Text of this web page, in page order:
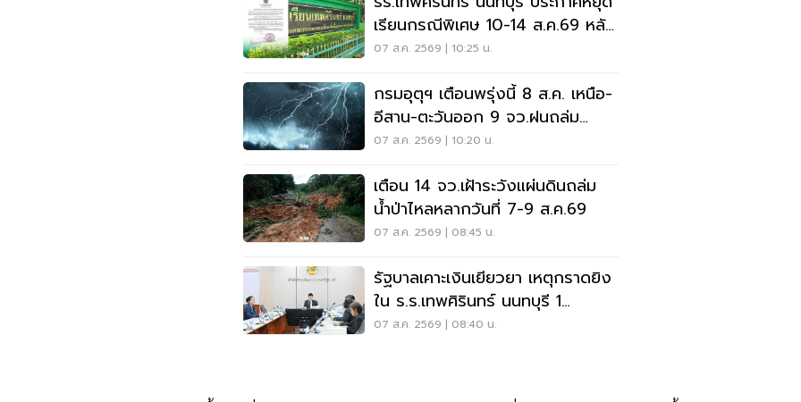
เรียนกรณีพิเศษ 10-14 ส.ค.69 หลัง
เหตุกราดยิง
07 ส.ค. 2569 | 10:25 น.
กรมอุตุฯ เตือนพรุ่งนี้ 8 ส.ค. เหนือ-
อีสาน-ตะวันออก 9 จว.ฝนถล่ม
ระวังน้ำท่วมฉับพลัน
07 ส.ค. 2569 | 10:20 น.
เตือน 14 จว.เฝ้าระวังแผ่นดินถล่ม
น้ำป่าไหลหลากวันที่ 7-9 ส.ค.69
07 ส.ค. 2569 | 08:45 น.
รัฐบาลเคาะเงินเยียวยา เหตุกราดยิง
ใน ร.ร.เทพศิรินทร์ นนทบุรี 1
แสน-1ล้าน
07 ส.ค. 2569 | 08:40 น.